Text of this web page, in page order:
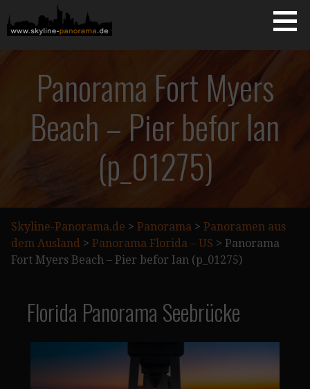
Inhalt
springen
SKYLINE-PANORAMA.DE
Panorama Fort Myers
Beach – Pier befor Ian
(p_01275)
Skyline-Panorama.de > Panorama > Panoramen aus
dem Ausland > Panorama Florida – US > Panorama
Fort Myers Beach – Pier befor Ian (p_01275)
Florida Panorama Seebrücke